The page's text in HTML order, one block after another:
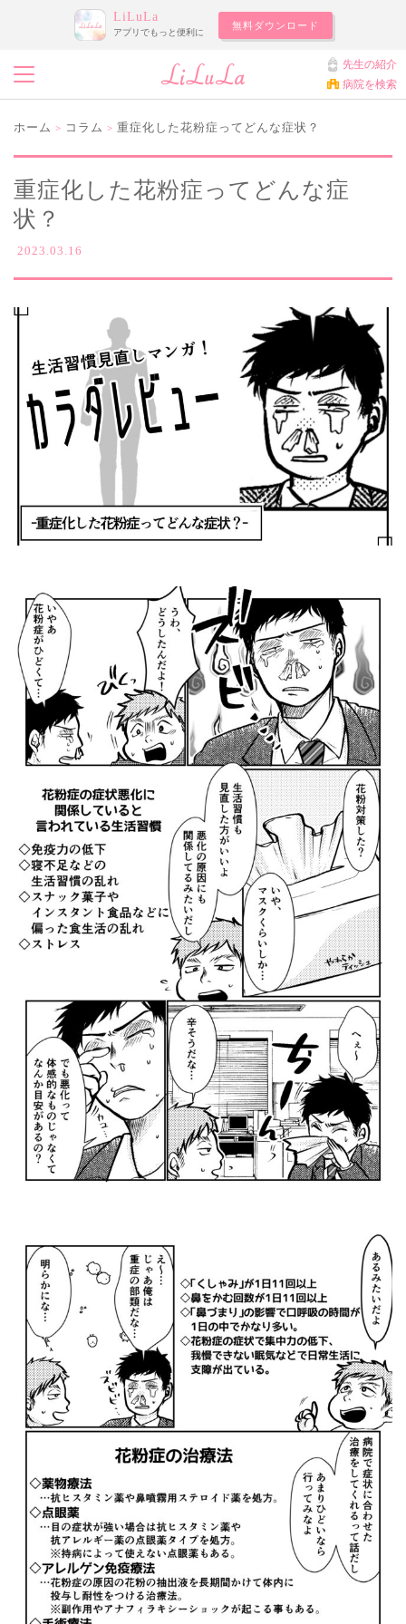
LiLuLa
アプリでもっと便利に
無料ダウンロード
先生の紹介
病院を検索
ホーム > コラム > 重症化した花粉症ってどんな症状？
重症化した花粉症ってどんな症
状？
2023.03.16